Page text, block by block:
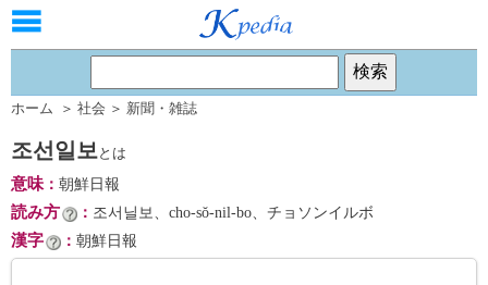
ホーム ＞ 社会 ＞ 新聞・雑誌
조선일보とは
意味： 朝鮮日報
読み方 ： 조서닐보、cho-sŏ-nil-bo、チョソンイルボ
漢字 ： 朝鮮日報